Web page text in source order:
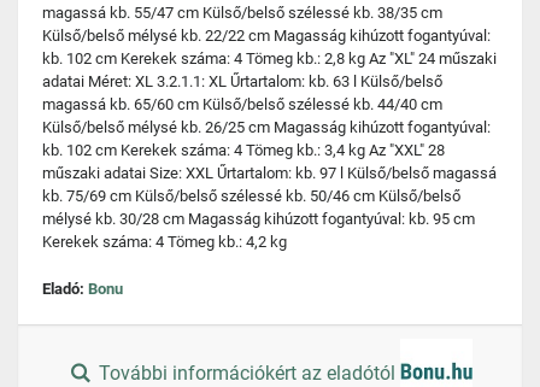
magassá kb. 55/47 cm Külső/belső szélessé kb. 38/35 cm
Külső/belső mélysé kb. 22/22 cm Magasság kihúzott fogantyúval:
kb. 102 cm Kerekek száma: 4 Tömeg kb.: 2,8 kg Az "XL" 24 műszaki
adatai Méret: XL 3.2.1.1: XL Űrtartalom: kb. 63 l Külső/belső
magassá kb. 65/60 cm Külső/belső szélessé kb. 44/40 cm
Külső/belső mélysé kb. 26/25 cm Magasság kihúzott fogantyúval:
kb. 102 cm Kerekek száma: 4 Tömeg kb.: 3,4 kg Az "XXL" 28
műszaki adatai Size: XXL Űrtartalom: kb. 97 l Külső/belső magassá
kb. 75/69 cm Külső/belső szélessé kb. 50/46 cm Külső/belső
mélysé kb. 30/28 cm Magasság kihúzott fogantyúval: kb. 95 cm
Kerekek száma: 4 Tömeg kb.: 4,2 kg
Eladó: Bonu
További információkért az eladótól